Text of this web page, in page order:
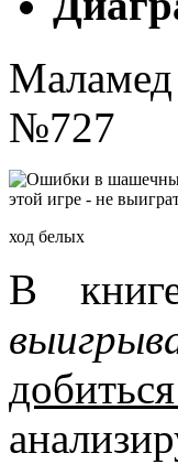
№727
ход белых
В